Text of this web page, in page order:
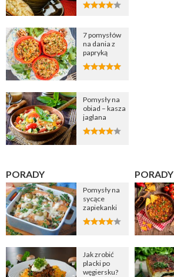
cebulową
7 pomysłów
na dania z
papryką
Pomysły na
obiad – kasza
jaglana
PORADY
Pomysły na
sycące
zapiekanki
Jak zrobić
placki po
węgiersku?
PORADY